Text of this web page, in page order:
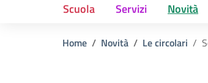
Scuola Servizi Novità
Home Novità Le circolari